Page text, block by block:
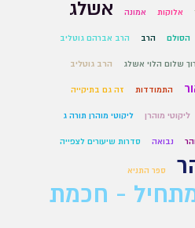
אלוקות אמונה אשלג
הסולם הרב הרב אברהם גוטליב
שלום הלוי אשלג הרב גוטליב
התמודדות זה גם בתיקייה
ליקוטי מוהרן ליקוטי מוהרן תורה ג
נבואה סדרות שיעורים לצפייה
ספר התניא
- חכמת